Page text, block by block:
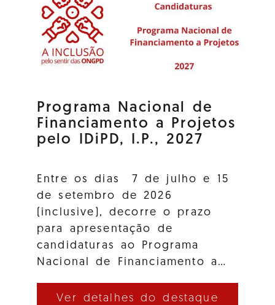
Programa Nacional de
Financiamento a Projetos
pelo IDiPD, I.P., 2027
Entre os dias 7 de julho e 15
de setembro de 2026
(inclusive), decorre o prazo
para apresentação de
candidaturas ao Programa
Nacional de Financiamento a…
Ver detalhes do destaque